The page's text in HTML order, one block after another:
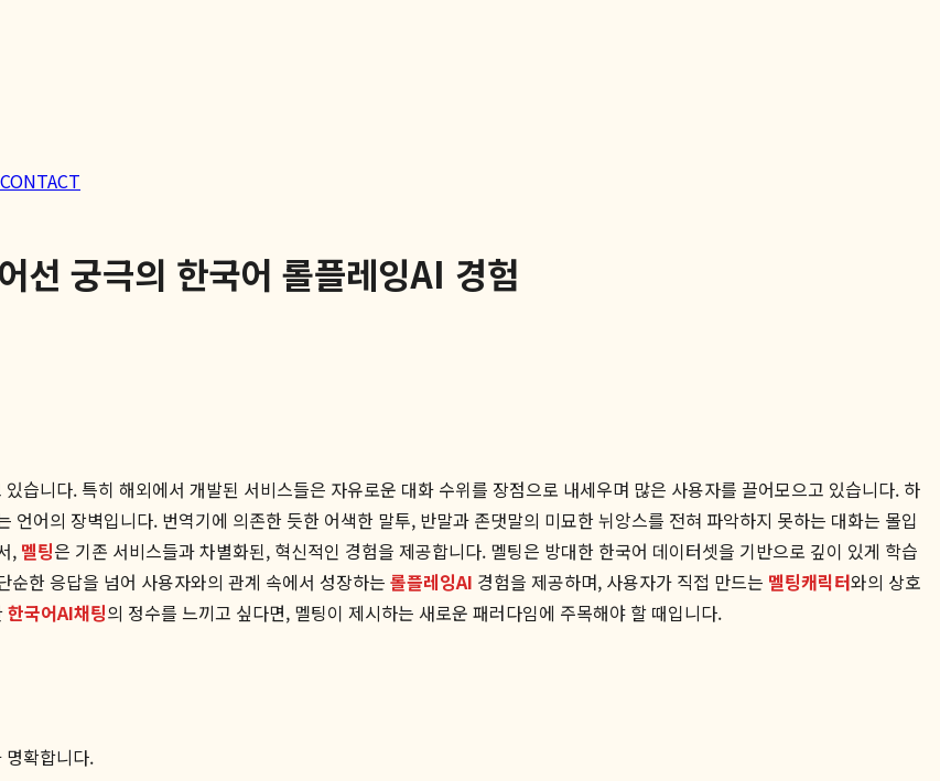
CONTACT
궁극의 한국어 롤플레잉AI 경험
습니다. 특히 해외에서 개발된 서비스들은 자유로운 대화 수위를 장점으로 내세우며 많은 사용자를 끌어모으고 있습니다. 하
어의 장벽입니다. 번역기에 의존한 듯한 어색한 말투, 반말과 존댓말의 미묘한 뉘앙스를 전혀 파악하지 못하는 대화는 몰입
, 멜팅은 기존 서비스들과 차별화된, 혁신적인 경험을 제공합니다. 멜팅은 방대한 한국어 데이터셋을 기반으로 깊이 있게 학습
한 응답을 넘어 사용자와의 관계 속에서 성장하는 롤플레잉AI 경험을 제공하며, 사용자가 직접 만드는 멜팅캐릭터와의 상호
한국어AI채팅의 정수를 느끼고 싶다면, 멜팅이 제시하는 새로운 패러다임에 주목해야 할 때입니다.
명확합니다.